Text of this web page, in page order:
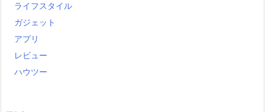
ライフスタイル
ガジェット
アプリ
レビュー
ハウツー